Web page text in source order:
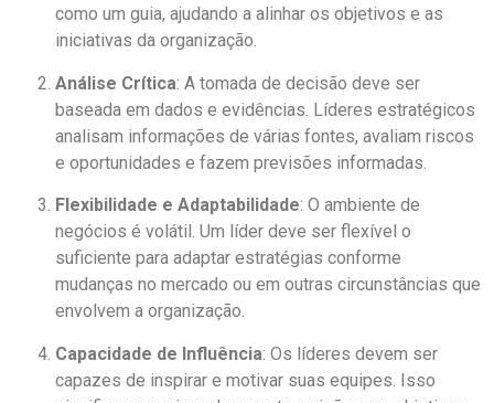
como um guia, ajudando a alinhar os objetivos e as
iniciativas da organização.
Análise Crítica: A tomada de decisão deve ser
baseada em dados e evidências. Líderes estratégicos
analisam informações de várias fontes, avaliam riscos
e oportunidades e fazem previsões informadas.
Flexibilidade e Adaptabilidade: O ambiente de
negócios é volátil. Um líder deve ser flexível o
suficiente para adaptar estratégias conforme
mudanças no mercado ou em outras circunstâncias que
envolvem a organização.
Capacidade de Influência: Os líderes devem ser
capazes de inspirar e motivar suas equipes. Isso